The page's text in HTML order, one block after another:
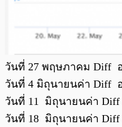
วันที่ 27 พฤษภาคม Diff
วันที่ 4 มิถุนายนค่า Diff
วันที่ 11 มิถุนายนค่า Diff
วันที่ 18 มิถุนายนค่า Diff